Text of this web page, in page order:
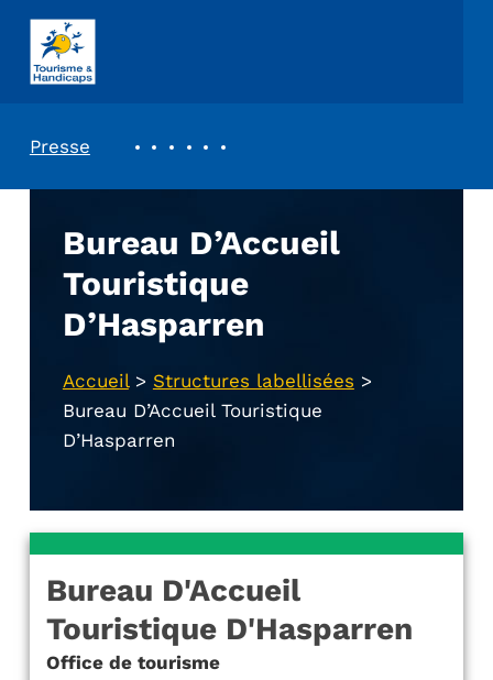
ASSOCIATION TOURISME ET HANDICAPS
Presse
Bureau D’Accueil
Touristique
D’Hasparren
Accueil> Structures labellisées >
Bureau D’Accueil Touristique
D’Hasparren
Bureau D'Accueil
Touristique D'Hasparren
Office de tourisme